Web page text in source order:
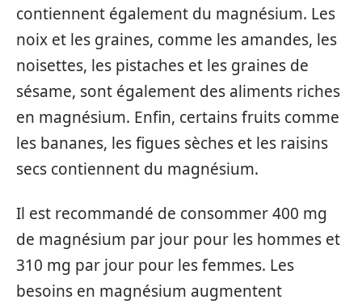
contiennent également du magnésium. Les
noix et les graines, comme les amandes, les
noisettes, les pistaches et les graines de
sésame, sont également des aliments riches
en magnésium. Enfin, certains fruits comme
les bananes, les figues sèches et les raisins
secs contiennent du magnésium.
Il est recommandé de consommer 400 mg
de magnésium par jour pour les hommes et
310 mg par jour pour les femmes. Les
besoins en magnésium augmentent